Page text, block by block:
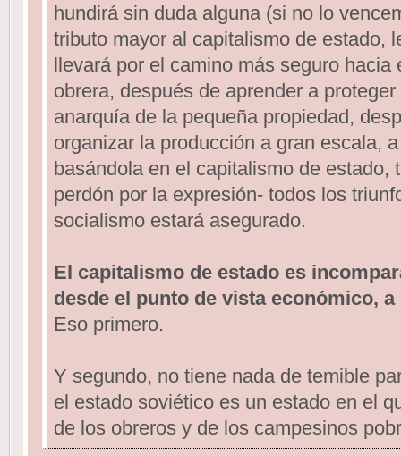
hundirá sin duda alguna (si no lo
tributo mayor al capitalismo de estado,
llevará por el camino más seguro hacia
obrera, después de aprender a
anarquía de la pequeña propiedad,
organizar la producción a gran escala,
basándola en el capitalismo de estado,
perdón por la expresión- todos los
socialismo estará asegurado.
El capitalismo de estado es
desde el punto de vista económico,
Eso primero.
Y segundo, no tiene nada de temible
el estado soviético es un estado en el
de los obreros y de los campesinos